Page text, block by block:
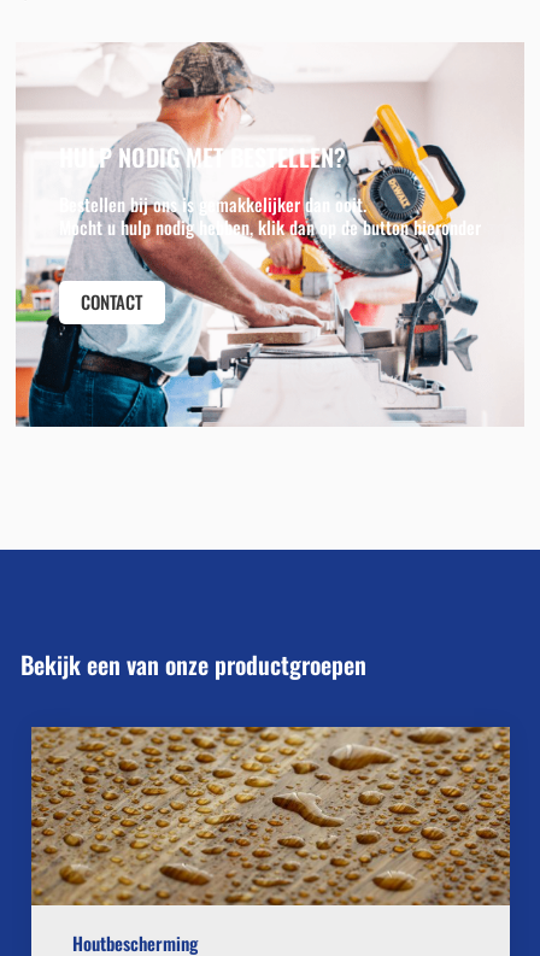
HULP NODIG MET BESTELLEN?
Bestellen bij ons is gemakkelijker dan ooit.
Mocht u hulp nodig hebben, klik dan op de button hieronder
CONTACT
Bekijk een van onze productgroepen
Houtbescherming